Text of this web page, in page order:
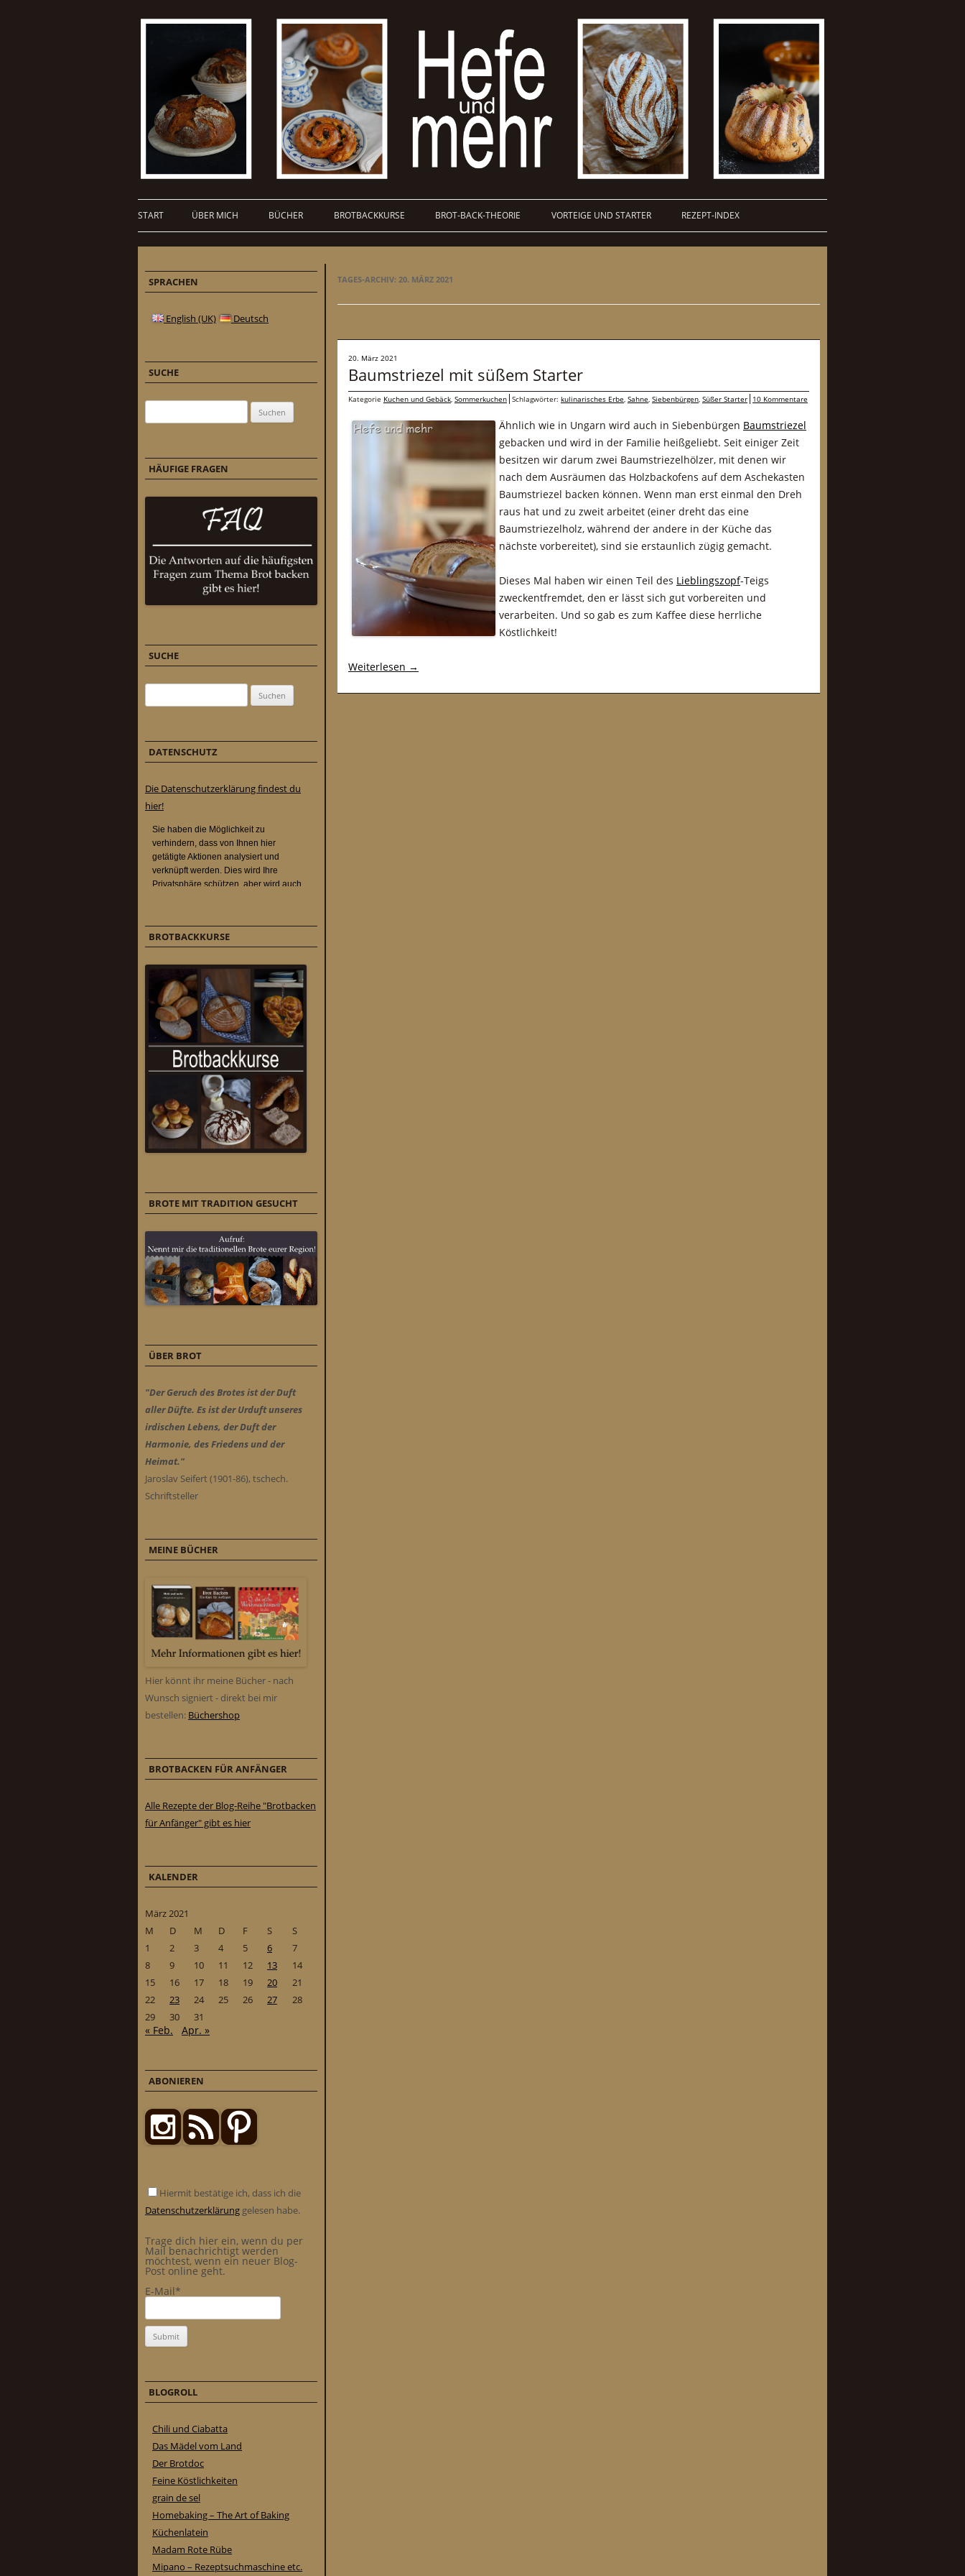
START ÜBER MICH BÜCHER BROTBACKKURSE BROT-BACK-THEORIE VORTEIGE UND STARTER REZEPT-INDEX
TAGES-ARCHIV: 20. MÄRZ 2021
20. März 2021
Baumstriezel mit süßem Starter
Kategorie Kuchen und Gebäck, Sommerkuchen Schlagwörter: kulinarisches Erbe, Sahne, Siebenbürgen, Süßer Starter 10 Kommentare
Ähnlich wie in Ungarn wird auch in Siebenbürgen Baumstriezel
gebacken und wird in der Familie heißgeliebt. Seit einiger Zeit
besitzen wir darum zwei Baumstriezelhölzer, mit denen wir
nach dem Ausräumen das Holzbackofens auf dem Aschekasten
Baumstriezel backen können. Wenn man erst einmal den Dreh
raus hat und zu zweit arbeitet (einer dreht das eine
Baumstriezelholz, während der andere in der Küche das
nächste vorbereitet), sind sie erstaunlich zügig gemacht.
Dieses Mal haben wir einen Teil des Lieblingszopf-Teigs
zweckentfremdet, den er lässt sich gut vorbereiten und
verarbeiten. Und so gab es zum Kaffee diese herrliche
Köstlichkeit!
Weiterlesen →
SPRACHEN
English (UK) Deutsch
SUCHE
HÄUFIGE FRAGEN
SUCHE
DATENSCHUTZ
Die Datenschutzerklärung findest du
hier!
BROTBACKKURSE
BROTE MIT TRADITION GESUCHT
ÜBER BROT
"Der Geruch des Brotes ist der Duft
aller Düfte. Es ist der Urduft unseres
irdischen Lebens, der Duft der
Harmonie, des Friedens und der
Heimat."
Jaroslav Seifert (1901-86), tschech.
Schriftsteller
MEINE BÜCHER
Hier könnt ihr meine Bücher - nach
Wunsch signiert - direkt bei mir
bestellen: Büchershop
BROTBACKEN FÜR ANFÄNGER
Alle Rezepte der Blog-Reihe "Brotbacken
für Anfänger" gibt es hier
KALENDER
März 2021
M
D M D F S
S
1
2 3 4 5 6
7
8
9 10 11 12 13
14
15
16 17 18 19 20
21
22
23 24 25 26 27
28
29
30 31
« Feb. Apr. »
ABONIEREN
Hiermit bestätige ich, dass ich die
Datenschutzerklärung gelesen habe.
Trage dich hier ein, wenn du per
Mail benachrichtigt werden
möchtest, wenn ein neuer Blog-
Post online geht.
E-Mail*
BLOGROLL
Chili und Ciabatta
Das Mädel vom Land
Der Brotdoc
Feine Köstlichkeiten
grain de sel
Homebaking – The Art of Baking
Küchenlatein
Madam Rote Rübe
Mipano – Rezeptsuchmaschine etc.